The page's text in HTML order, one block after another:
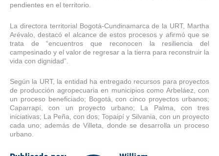
pendientes en el territorio.
La directora territorial Bogotá-Cundinamarca de la URT, Martha
Arévalo, destacó el alcance de estos procesos y afirmó que se
trata de “encuentros que reconocen la resiliencia del
campesinado y el valor de regresar a la tierra para reconstruir la
vida con dignidad”.
Según la URT, la entidad ha entregado recursos para proyectos
de producción agropecuaria en municipios como Arbeláez, con
un proceso beneficiado; Bogotá, con cinco proyectos urbanos;
Caparrapí, con un proyecto urbano; La Palma, con tres
iniciativas; La Peña, con dos; Topaipí y Silvania, con un proyecto
cada uno; además de Villeta, donde se desarrolla un proceso
urbano.